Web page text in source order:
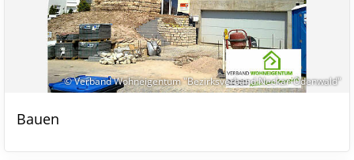
© Verband Wohneigentum "Bezirksverband Neckar-Odenwald"
Bauen